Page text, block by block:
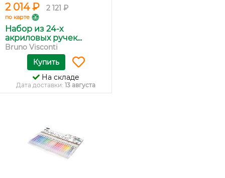
2 014 ₽ 2 121 ₽
по карте
Набор из 24-х
акриловых ручек...
Bruno Visconti
Купить
На складе
Дата доставки: 13 августа